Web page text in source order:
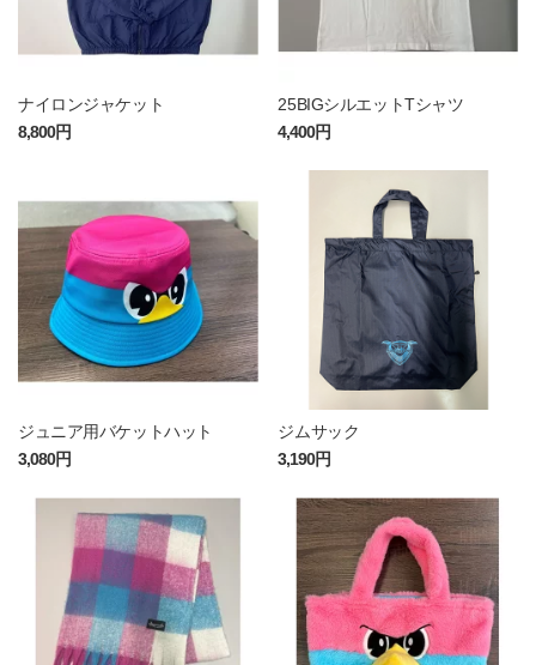
ナイロンジャケット
8,800円
25BIGシルエットTシャツ
4,400円
ジュニア用バケットハット
3,080円
ジムサック
3,190円